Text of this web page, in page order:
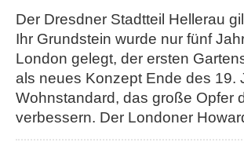
Der Dresdner Stadtteil Hellerau
Ihr Grundstein wurde nur fünf
London gelegt, der ersten
als neues Konzept Ende des 19.
Wohnstandard, das große Opfer
verbessern. Der Londoner